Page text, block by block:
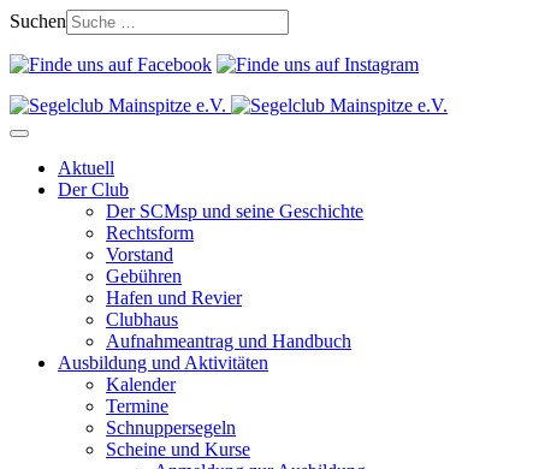
Suchen
Aktuell
Der Club
Der SCMsp und seine Geschichte
Rechtsform
Vorstand
Gebühren
Hafen und Revier
Clubhaus
Aufnahmeantrag und Handbuch
Ausbildung und Aktivitäten
Kalender
Termine
Schnuppersegeln
Scheine und Kurse